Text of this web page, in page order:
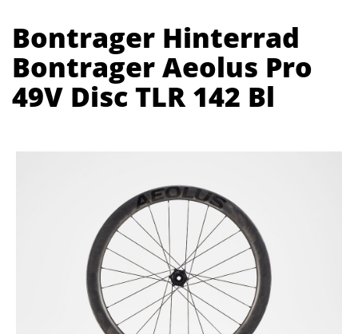
Bontrager Hinterrad
Bontrager Aeolus Pro
49V Disc TLR 142 Bl